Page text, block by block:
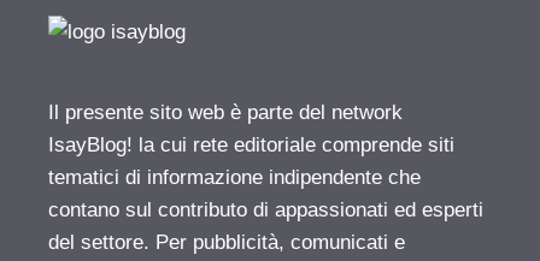
Il presente sito web è parte del network
IsayBlog! la cui rete editoriale comprende siti
tematici di informazione indipendente che
contano sul contributo di appassionati ed esperti
del settore. Per pubblicità, comunicati e